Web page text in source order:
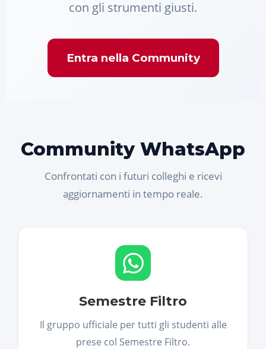
con gli strumenti giusti.
Entra nella Community
Community WhatsApp
Confrontati con i futuri colleghi e ricevi
aggiornamenti in tempo reale.
Semestre Filtro
Il gruppo ufficiale per tutti gli studenti alle
prese col Semestre Filtro.